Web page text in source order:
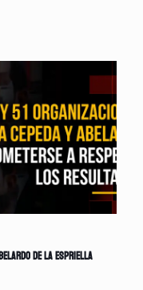
de la Espriella